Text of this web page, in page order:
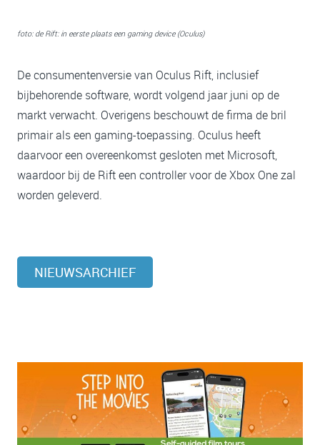
foto: de Rift: in eerste plaats een gaming device (Oculus)
De consumentenversie van Oculus Rift, inclusief
bijbehorende software, wordt volgend jaar juni op de
markt verwacht. Overigens beschouwt de firma de bril
primair als een gaming-toepassing. Oculus heeft
daarvoor een overeenkomst gesloten met Microsoft,
waardoor bij de Rift een controller voor de Xbox One zal
worden geleverd.
NIEUWSARCHIEF